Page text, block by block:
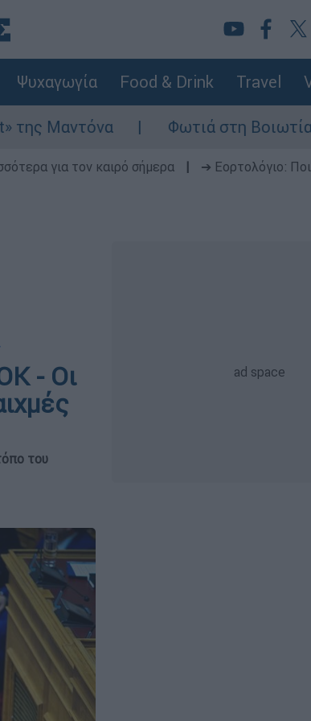
Ψυχαγωγία Food & Drink Travel
Φωτιά στη Βοιωτία: Ίση με
για τον καιρό σήμερα
➔ Εορτολόγιο:
- Οι
του